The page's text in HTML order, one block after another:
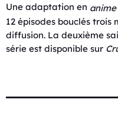
Une adaptation en anime
12 épisodes bouclés
diffusion. La deuxième
série est disponible sur